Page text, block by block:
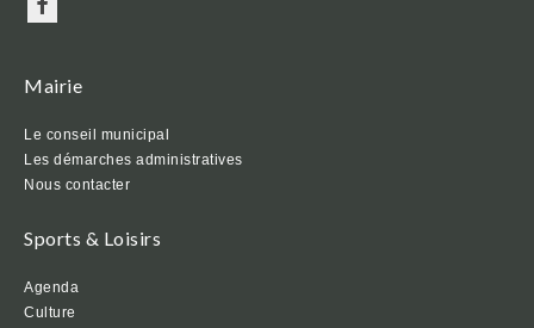
Mairie
Le conseil municipal
Les démarches administratives
Nous contacter
Sports & Loisirs
Agenda
Culture